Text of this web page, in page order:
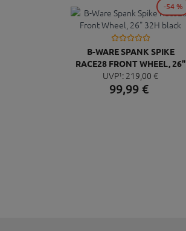
B-WARE SPANK SPIKE
RACE28 FRONT WHEEL, 26"
32H BLACK
UVP¹: 219, 00 €
99,99€
-54 %